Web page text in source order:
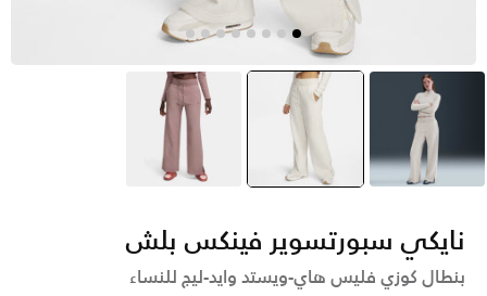
أبيض selected
ايفوري بنى
نايكي سبورتسوير فينكس بلش
بنطال كوزي فليس هاي-ويستد وايد-ليج للنساء